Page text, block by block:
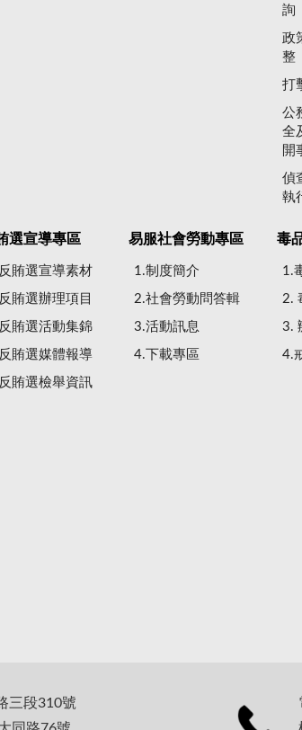
詢
政
整
打
公
全
開
偵
執
選宣導專區
賄選宣導素材
賄選辦理項目
賄選活動集錦
賄選媒體報導
賄選檢舉資訊
易服社會勞動專區
1.制度簡介
2.社會勞動問答輯
3.活動訊息
4.下載專區
毒
1.
2.
3.
4.
三段310號